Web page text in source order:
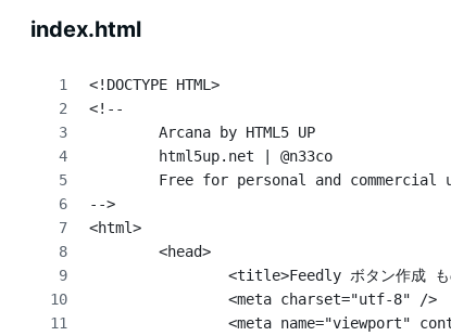
index.html
<!DOCTYPE HTML>
<!--
	Arcana by HTML5 UP
	html5up.net | @n33co
Free for personal and
-->
<html>
	<head>
<title>Feedly ボタン作成
		<meta charset="utf-8" />
<meta name="viewport"